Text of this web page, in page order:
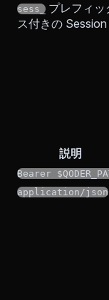
sess_ プレフィッ
ス付きの
説明
Bearer
application/json